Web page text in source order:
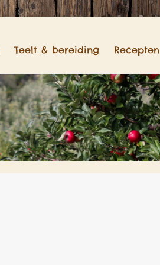
Teelt & bereiding Recepten